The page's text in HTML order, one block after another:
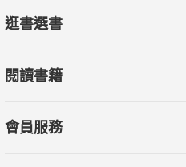
「台北市文昌宮」及「雙蓮古店
http://express.culture.gov.tw點閱
逛書選書
閱讀書籍
會員服務